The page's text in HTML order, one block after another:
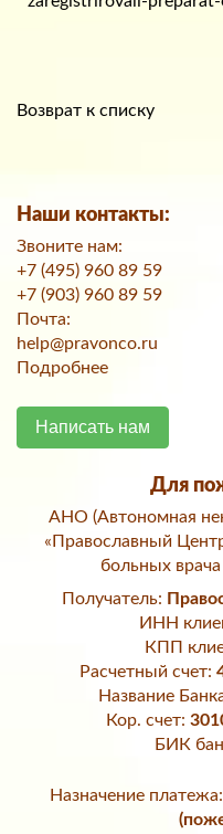
Возврат к списку
Наши контакты:
Звоните нам:
+7 (495) 960 89 59
+7 (903) 960 89 59
Почта:
help@pravonco.ru
Подробнее
Написать нам
Для
АНО (Автономная
«Православный
больных
Получатель:
ИНН
КПП
Расчетный счет:
Название
Кор. счет:
БИК
Назначение платежа: